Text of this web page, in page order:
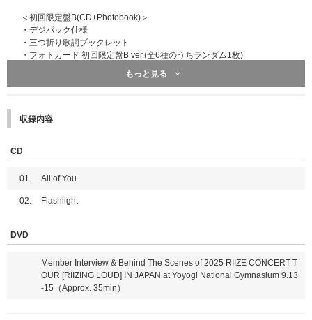
※ご予約・ご購入と同時に自動エントリーとなるため、ticket boardへの会
員登録(無料)は不要ですが、ticket board＜@tickebo.jp＞からのメールが受
信できるように、ご利用端末の受信設定をしておいてください。
【ticket boardウェブサイト】
https://ticket.tickebo.jp/
ticket boardのマイページにログインする際は、ご購入時にストアで登録さ
れた「メールアドレス」および「電話番号」の入力が必要です。
定)」よりログイン可能となります。ログイン可能となりましたら、ticket b
oardよりメールにてご案内いたします。
が同じメールアドレスを使用されるとticket boardからのメールが届かなく
なります。また、マイページへのログインもできなくなりますので、ご注意
ください。
を除く)をご使用ください。
『電子チケット』は
※ticket boardのマイページからもご確認いただけます。
※『電子チケット』を発券されましたら、すぐにダウンロードいただき、当
日受付時にお手元にご準備をお願いいたします。
＜初回限定盤B(CD+Photobook)＞
・デジパック仕様
・三つ折り歌詞ブックレット
・フォトカード 初回限定盤B ver.(全6種のうちランダム1枚)
・メッセージ入りセルフィーフォトカード(全6種のうちランダム1枚)
・フォトカード 通常盤 ver.(全6種のうちランダム1枚)
※初回プレス分終了後も、商品ページの表記の変更はございません。ご了承
もっと見る
収録内容
CD
01. All of You
02. Flashlight
DVD
Member Interview & Behind The Scenes of 2025 RIIZE CONCERT T
OUR [RIIZING LOUD] IN JAPAN at Yoyogi National Gymnasium 9.13
-15（Approx. 35min）